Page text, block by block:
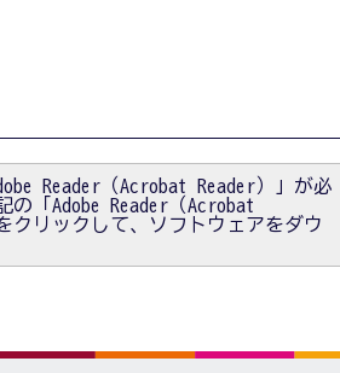
Reader（Acrobat Reader）」が必
「Adobe Reader（Acrobat
クリックして、ソフトウェアをダウ